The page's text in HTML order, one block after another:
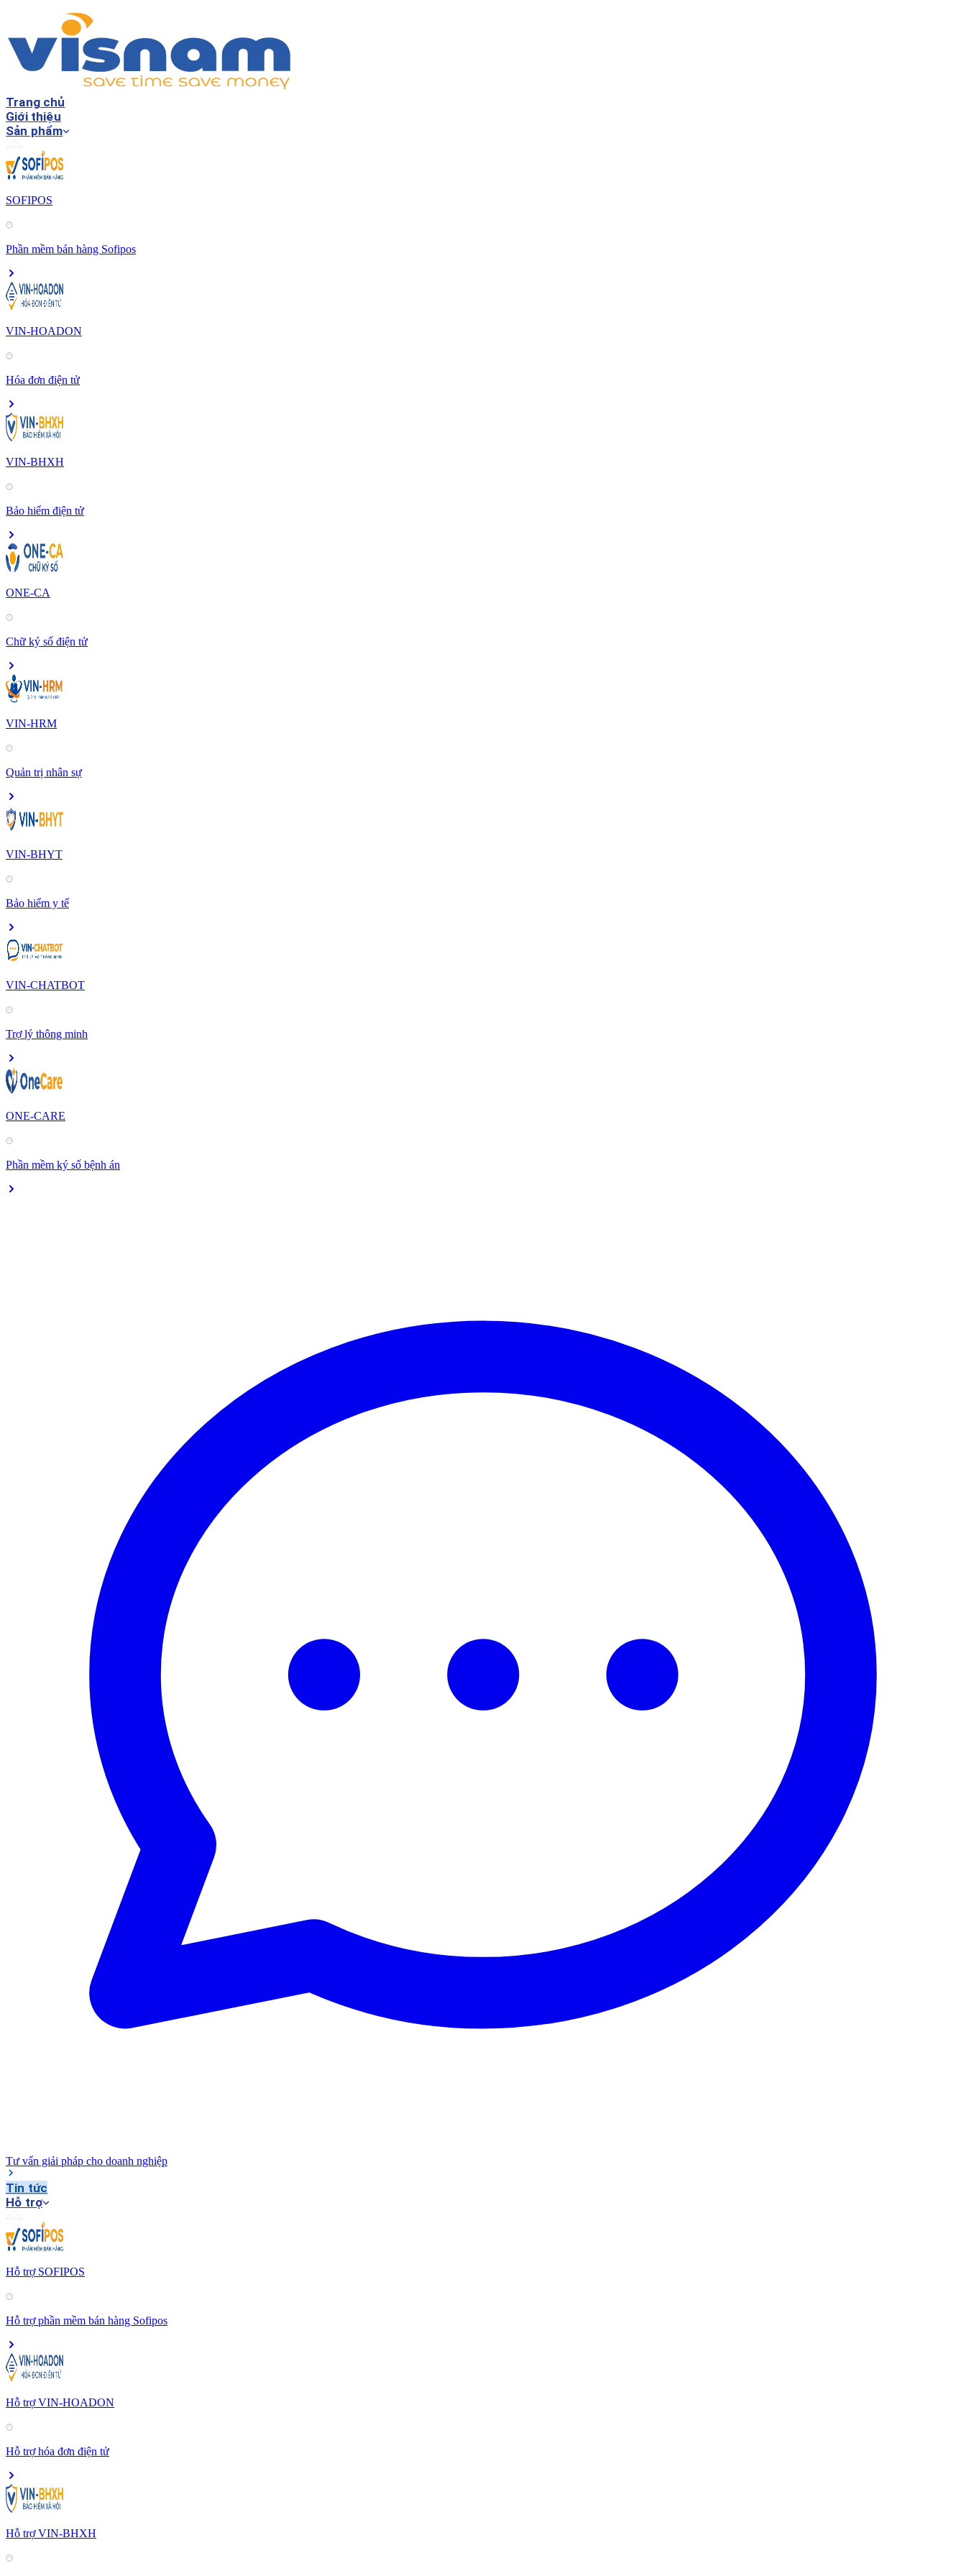
Trang chủ
Giới thiệu
Sản phẩm
SOFIPOS
Phần mềm bán hàng Sofipos
VIN-HOADON
Hóa đơn điện tử
VIN-BHXH
Bảo hiểm điện tử
ONE-CA
Chữ ký số điện tử
VIN-HRM
Quản trị nhân sự
VIN-BHYT
Bảo hiểm y tế
VIN-CHATBOT
Trợ lý thông minh
ONE-CARE
Phần mềm ký số bệnh án
Tư vấn giải pháp cho doanh nghiệp
Tin tức
Hỗ trợ
Hỗ trợ SOFIPOS
Hỗ trợ phần mềm bán hàng Sofipos
Hỗ trợ VIN-HOADON
Hỗ trợ hóa đơn điện tử
Hỗ trợ VIN-BHXH